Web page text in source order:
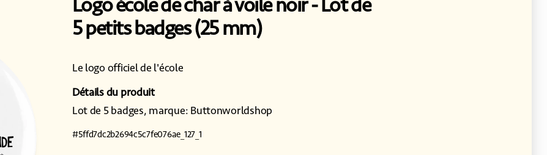
Logo école de char à voile noir Lot de
5 petits badges (25 mm)
Le logo officiel de l'école
Détails du produit
Lot de 5 badges, marque: Buttonworldshop
#5ffd7dc2b2694c5c7fe076ae_127_1